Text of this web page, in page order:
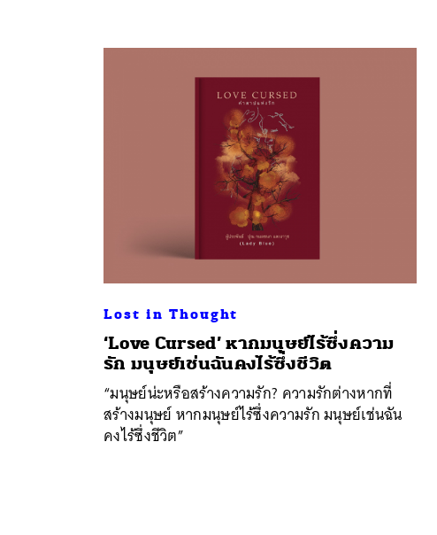
Lost in Thought
‘Love Cursed’ หากมนุษย์ไร้ซึ่งความ
รัก มนุษย์เช่นฉันคงไร้ซึ่งชีวิต
“มนุษย์น่ะหรือสร้างความรัก? ความรักต่างหากที่
สร้างมนุษย์ หากมนุษย์ไร้ซึ่งความรัก มนุษย์เช่นฉัน
คงไร้ซึ่งชีวิต”